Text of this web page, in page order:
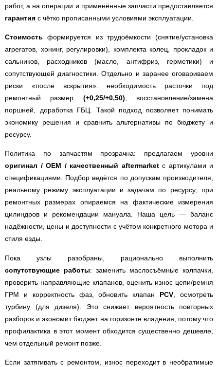
работ, а на операции и применённые запчасти предоставляется
гарантия с чётко прописанными условиями эксплуатации.
Стоимость формируется из трудоёмкости (снятие/установка
агрегатов, хонинг, регулировки), комплекта колец, прокладок и
сальников, расходников (масло, антифриз, герметики) и
сопутствующей диагностики. Отдельно и заранее оговариваем
риски «после вскрытия»: необходимость расточки под
ремонтный размер (+0,25/+0,50) , восстановление/замена
поршней, доработка ГБЦ. Такой подход позволяет понимать
экономику решения и сравнить альтернативы по бюджету и
ресурсу.
Политика по запчастям прозрачна: предлагаем уровни
оригинал / ОЕМ / качественный aftermarketс артикулами и
спецификациями. Подбор ведётся по допускам производителя,
реальному режиму эксплуатации и задачам по ресурсу; при
ремонтных размерах опираемся на фактические измерения
цилиндров и рекомендации мануала. Наша цель — баланс
надёжности, цены и доступности с учётом конкретного мотора и
стиля езды.
Пока узлы разобраны, рационально выполнить
сопутствующие работы: заменить маслосъёмные колпачки,
проверить направляющие клапанов, оценить износ цепи/ремня
ГРМ и корректность фаз, обновить клапан PCV , осмотреть
турбину (для дизеля). Это снижает вероятность повторных
разборок и экономит бюджет на горизонте владения, потому что
профилактика в этот момент обходится существенно дешевле,
чем отдельный ремонт позже.
Если затягивать с ремонтом, износ переходит в необратимые